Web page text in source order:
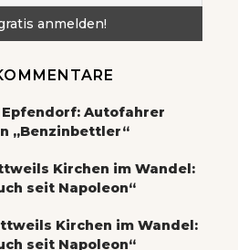
Epfendorf: Autofahrer
„Benzinbettler“
Kirchen im Wandel:
seit Napoleon“
Kirchen im Wandel:
seit Napoleon“